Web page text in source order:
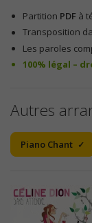
Partition PDF à
Transposition
Les paroles
100% légal –
Autres
Piano Chant